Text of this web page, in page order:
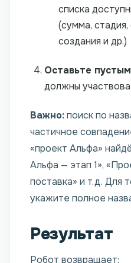
списка
(сумма,
создания и др.)
Оставьте
должны
Важно:поиск по
частичное
«проект Альфа»
Альфа — этап 1»,
поставка» и т.д. Для
укажите полное
Результат
Робот возвращает: